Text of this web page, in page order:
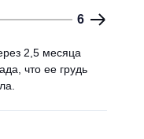
6
2,5 месяца
что ее грудь